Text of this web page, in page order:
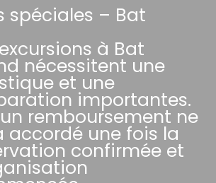
spéciales – Bat
à Bat
nécessitent une
et une
importantes.
remboursement ne
accordé une fois la
confirmée et